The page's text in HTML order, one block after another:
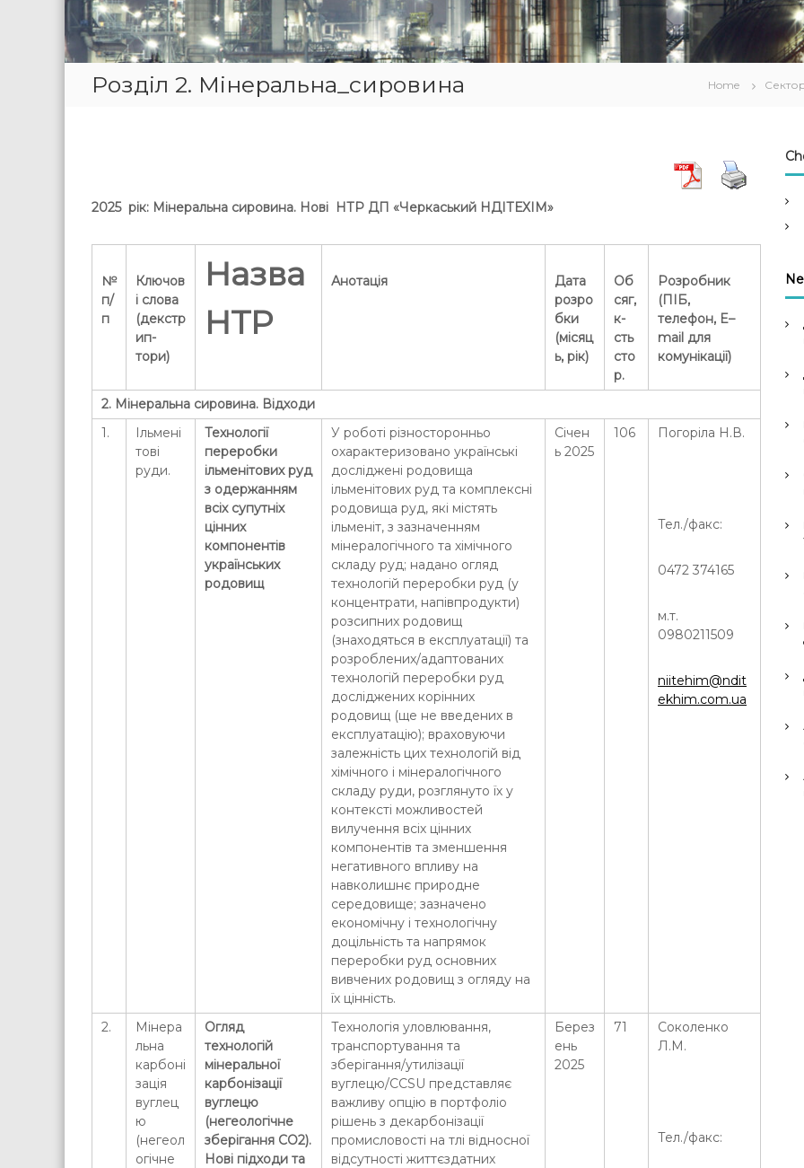
Розділ 2. Мінеральна_сировина Home
2025 рік: Мінеральна сировина. Нові НТР ДП «Черкаський НДІТЕХІМ»
№
п/
п
Ключов
і слова
(декстр
ип-
тори)
Назва
НТР
Анотація
Дата
розро
бки
(місяц
ь, рік)
Об
сяг,
к-
сть
сто
р.
Розробник
(ПІБ,
телефон, E–
mail для
комунікації)
2. Мінеральна сировина. Відходи
1.
Ільмені
тові
руди.
Технології
переробки
ільменітових руд
з одержанням
всіх супутніх
цінних
компонентів
українських
родовищ
У роботі різносторонньо
охарактеризовано українські
досліджені родовища
ільменітових руд та комплексні
родовища руд, які містять
ільменіт, з зазначенням
мінералогічного та хімічного
складу руд; надано огляд
технологій переробки руд (у
концентрати, напівпродукти)
розсипних родовищ
(знаходяться в експлуатації) та
розроблених/адаптованих
технологій переробки руд
досліджених корінних
родовищ (ще не введених в
експлуатацію); враховуючи
залежність цих технологій від
хімічного і мінералогічного
складу руди, розглянуто їх у
контексті можливостей
вилучення всіх цінних
компонентів та зменшення
негативного впливу на
навколишнє природне
середовище; зазначено
економічну і технологічну
доцільність та напрямок
переробки руд основних
вивчених родовищ з огляду на
їх цінність.
Січен
ь 2025
106 Погоріла Н.В.
Тел./факс:
0472 374165
м.т.
0980211509
niitehim@ndit
ekhim.com.ua
2.
Мінера
льна
карбоні
зація
вуглец
ю
(негеол
огічне
Огляд
технологій
мінеральної
карбонізації
вуглецю
(негеологічне
зберігання СО2).
Нові підходи та
Технологія уловлювання,
транспортування та
зберігання/утилізації
вуглецю/CCSU представляє
важливу опцію в портфоліо
рішень з декарбонізації
промисловості на тлі відносної
відсутності життєздатних
Берез
ень
2025
71
Соколенко
Л.М.
Тел./факс: